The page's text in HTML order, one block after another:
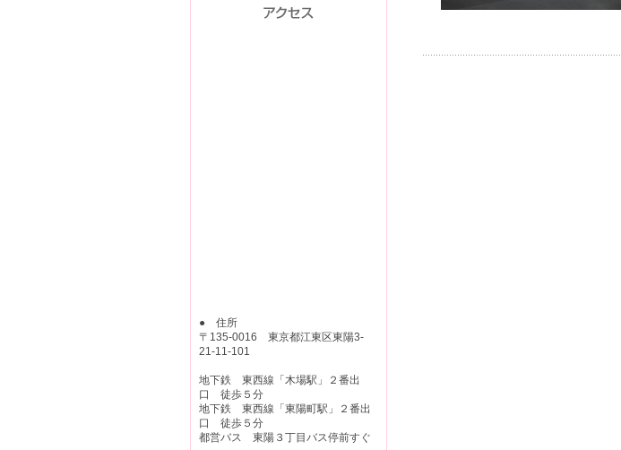
● 住所
〒135-0016 東京都江東区東陽3-
21-11-101
地下鉄 東西線「木場駅」２番出
口 徒歩５分
地下鉄 東西線「東陽町駅」２番出
口 徒歩５分
都営バス 東陽３丁目バス停前すぐ